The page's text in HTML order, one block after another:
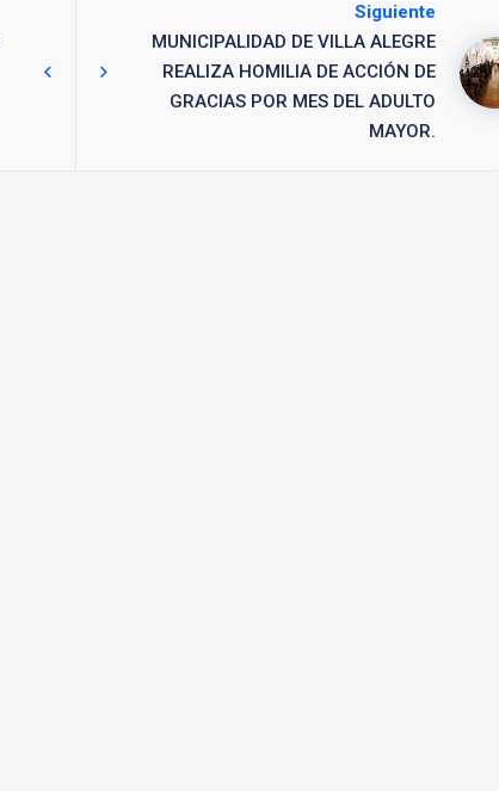
Siguiente
MUNICIPALIDAD DE VILLA ALEGRE
REALIZA HOMILIA DE ACCIÓN DE
GRACIAS POR MES DEL ADULTO
MAYOR.